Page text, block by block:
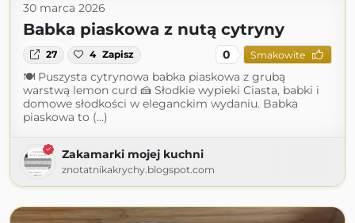
30 marca 2026
Babka piaskowa z nutą cytryny
27 4 Zapisz 0 Smakowite
🍽 Puszysta cytrynowa babka piaskowa z grubą
warstwą lemon curd 🍰 Słodkie wypieki Ciasta, babki i
domowe słodkości w eleganckim wydaniu. Babka
piaskowa to (...)
Zakamarki mojej kuchni
znotatnikakrychy.blogspot.com